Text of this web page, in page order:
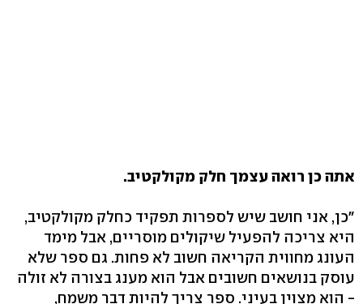
אתה כן רואה עצמך חלק מקולקטיב.
"כן, אני חושב שיש לספרות תפקיד כחלק מקולקטיב,
היא צריכה להפעיל שיקולים מוסריים, אבל מימד
העונג מחווית הקריאה חשוב לא פחות. גם ספר שלא
עוסק בנושאים חשובים אבל הוא מענג בצורה לא זולה
- הוא מצוין בעיני. ספר צריך להיות דבר משמח,